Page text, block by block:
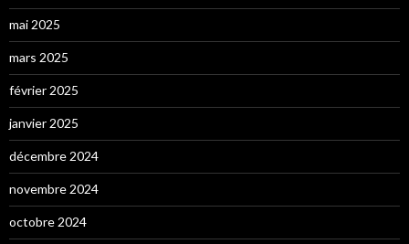
mai 2025
mars 2025
février 2025
janvier 2025
décembre 2024
novembre 2024
octobre 2024